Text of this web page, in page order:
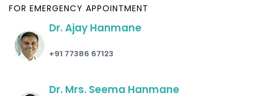
FOR EMERGENCY APPOINTMENT
Dr. Ajay Hanmane
+91 77386 67123
Dr. Mrs. Seema Hanmane